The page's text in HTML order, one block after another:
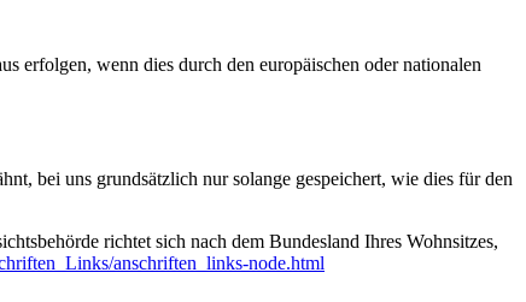
erfolgen, wenn dies durch den europäischen oder nationalen
bei uns grundsätzlich nur solange gespeichert, wie dies für den
richtet sich nach dem Bundesland Ihres Wohnsitzes,
anschriften_links-node.html